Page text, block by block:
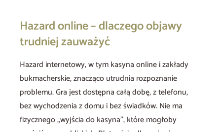
Hazard online – dlaczego objawy
trudniej zauważyć
Hazard internetowy, w tym kasyna online i zakłady
bukmacherskie, znacząco utrudnia rozpoznanie
problemu. Gra jest dostępna całą dobę, z telefonu,
bez wychodzenia z domu i bez świadków. Nie ma
fizycznego „wyjścia do kasyna”, które mogłoby